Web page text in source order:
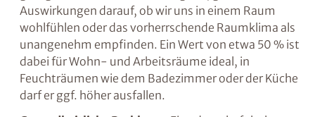
nur das Wachstum von Schimmelpilzen,
sondern auch die Verbreitung von Sporen
begünstigt.
Gestörtes Raumklima:Abgesehen von der
Temperatur hat auch die Luftfeuchtigkeit,